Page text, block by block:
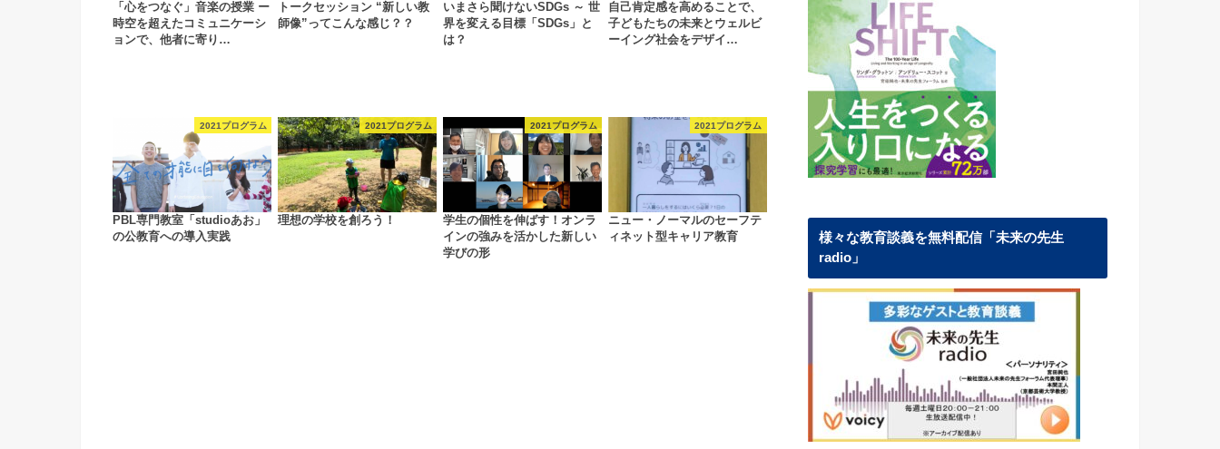
「心をつなぐ」音楽の授業 ー
時空を超えたコミュニケーシ
ョンで、他者に寄り…
トークセッション “新しい教
師像”ってこんな感じ？？
いまさら聞けないSDGs ～ 世
界を変える目標「SDGs」と
は？
自己肯定感を高めることで、
子どもたちの未来とウェルビ
ーイング社会をデザイ…
2021プログラム
PBL専門教室「studioあお」
の公教育への導入実践
2021プログラム
理想の学校を創ろう！
2021プログラム
学生の個性を伸ばす！オンラ
インの強みを活かした新しい
学びの形
2021プログラム
ニュー・ノーマルのセーフテ
ィネット型キャリア教育
様々な教育談義を無料配信「未来の先生
radio」